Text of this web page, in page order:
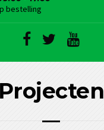
bestelling
Projecten